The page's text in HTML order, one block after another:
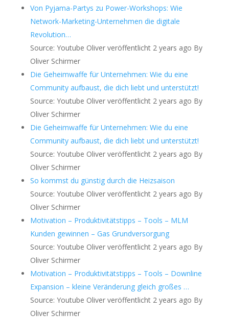
Von Pyjama-Partys zu Power-Workshops: Wie
Network-Marketing-Unternehmen die digitale
Revolution…
Source: Youtube Oliver veröffentlicht 2 years ago By
Oliver Schirmer
Die Geheimwaffe für Unternehmen: Wie du eine
Community aufbaust, die dich liebt und unterstützt!
Source: Youtube Oliver veröffentlicht 2 years ago By
Oliver Schirmer
Die Geheimwaffe für Unternehmen: Wie du eine
Community aufbaust, die dich liebt und unterstützt!
Source: Youtube Oliver veröffentlicht 2 years ago By
Oliver Schirmer
So kommst du günstig durch die Heizsaison
Source: Youtube Oliver veröffentlicht 2 years ago By
Oliver Schirmer
Motivation – Produktivitätstipps – Tools – MLM
Kunden gewinnen – Gas Grundversorgung
Source: Youtube Oliver veröffentlicht 2 years ago By
Oliver Schirmer
Motivation – Produktivitätstipps – Tools – Downline
Expansion – kleine Veränderung gleich großes …
Source: Youtube Oliver veröffentlicht 2 years ago By
Oliver Schirmer